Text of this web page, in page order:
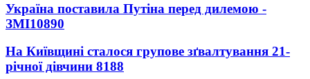
Україна поставила Путіна перед дилемою -
ЗМІ10890
На Київщині сталося групове зґвалтування 21-
річної дівчини 8188